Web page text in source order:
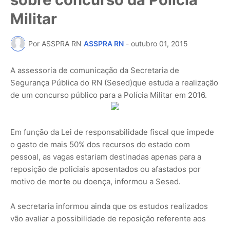
Militar
Por ASSPRA RN ASSPRA RN - outubro 01, 2015
A assessoria de comunicação da Secretaria de
Segurança Pública do RN (Sesed)que estuda a realização
de um concurso público para a Polícia Militar em 2016.
Em função da Lei de responsabilidade fiscal que impede
o gasto de mais 50% dos recursos do estado com
pessoal, as vagas estariam destinadas apenas para a
reposição de policiais aposentados ou afastados por
motivo de morte ou doença, informou a Sesed.
A secretaria informou ainda que os estudos realizados
vão avaliar a possibilidade de reposição referente aos